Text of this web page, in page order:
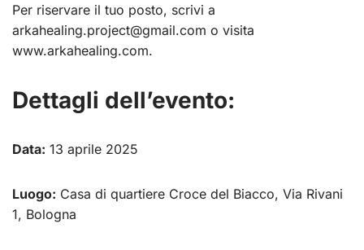
Per riservare il tuo posto, scrivi a
arkahealing.project@gmail.com o visita
www.arkahealing.com.
Dettagli dell’evento:
Data: 13 aprile 2025
Luogo: Casa di quartiere Croce del Biacco, Via Rivani
1, Bologna